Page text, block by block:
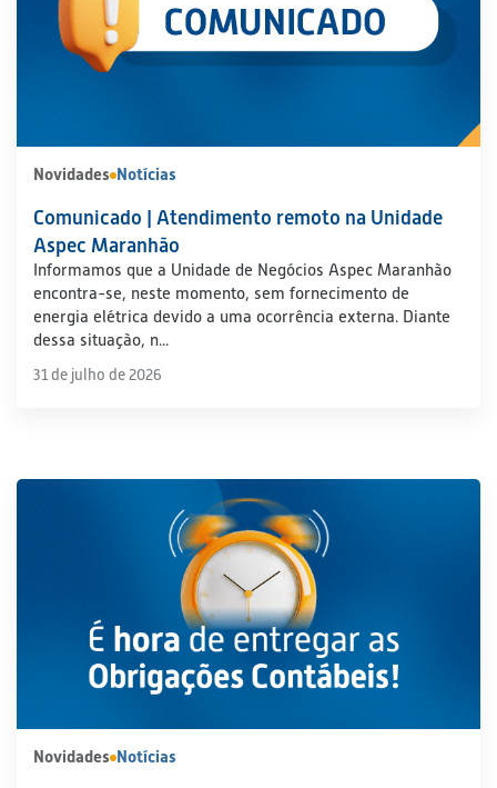
Novidades Notícias
Comunicado | Atendimento remoto na Unidade
Aspec Maranhão
Informamos que a Unidade de Negócios Aspec Maranhão
encontra-se, neste momento, sem fornecimento de
energia elétrica devido a uma ocorrência externa. Diante
dessa situação, n...
31 de julho de 2026
Novidades Notícias